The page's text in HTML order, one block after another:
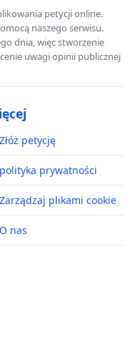
petycji online.
naszego serwisu.
dnia, więc stworzenie
uwagi opinii publicznej
Złóż petycję
polityka prywatności
Zarządzaj plikami cookie
O nas